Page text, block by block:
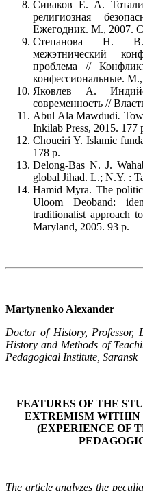
Сиваков Е. А.
религиозная
Ежегодник. М., 2007.
Степанова Н. В.
межэтнический
проблема //
конфессиональные.
Яковлев А.
современность //
Abul Ala Mawdudi.
Inkilab Press, 2015. 177
Choueiri Y. Islamic
178 p.
Delong-Bas N. J.
global Jihad. L.; N.Y. :
Hamid Myra. The
Uloom Deoband:
traditionalist approach
Maryland, 2005. 93 p.
Martynenko Alexander
Doctor of History, Professor,
History and Methods of
Pedagogical Institute, Saransk
FEATURES OF THE
EXTREMISM WITHIN
(EXPERIENCE OF
The article analyzes the